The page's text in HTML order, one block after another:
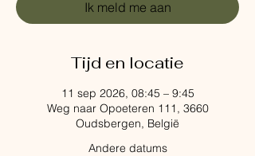
Ik meld me aan
Tijd en locatie
11 sep 2026, 08:45 – 9:45
Weg naar Opoeteren 111, 3660
Oudsbergen, België
Andere datums